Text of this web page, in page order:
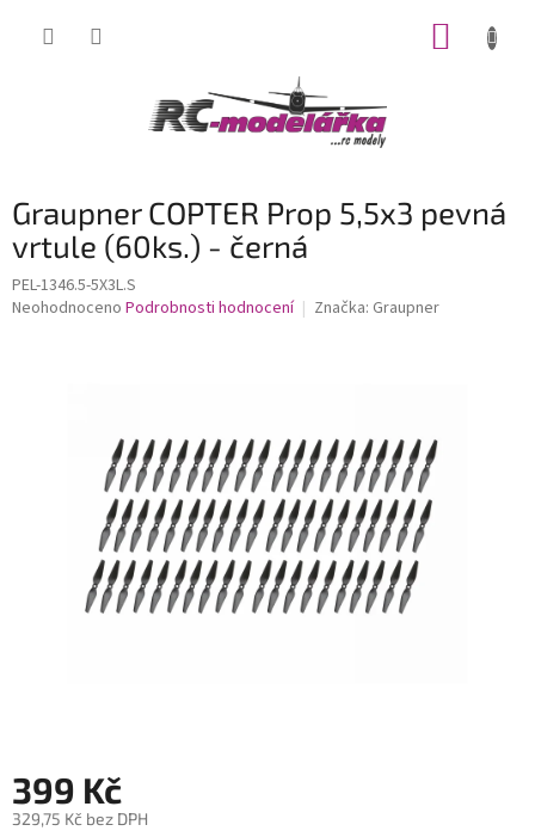
Graupner COPTER Prop 5,5x3 pevná
vrtule (60ks.) - černá
PEL-1346.5-5X3L.S
Průměrné
Neohodnoceno Podrobnosti hodnocení Značka: Graupner
399 Kč
329,75 Kč bez DPH